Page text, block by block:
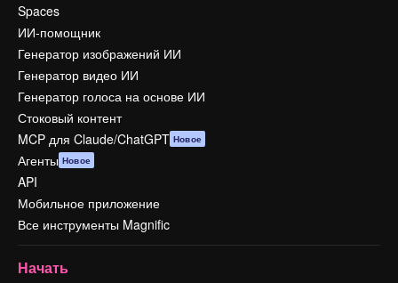
Spaces
ИИ-помощник
Генератор изображений ИИ
Генератор видео ИИ
Генератор голоса на основе ИИ
Стоковый контент
MCP для Claude/ChatGPT Новое
Агенты Новое
API
Мобильное приложение
Все инструменты Magnific
Начать